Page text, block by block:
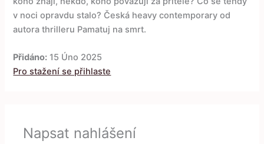
v noci opravdu stalo? Česká heavy contemporary od
autora thrilleru Pamatuj na smrt.
Přidáno: 15 Úno 2025
Pro stažení se přihlaste
Napsat nahlášení